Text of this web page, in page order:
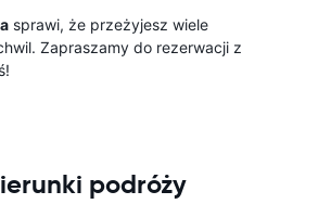
sprawi, że przeżyjesz wiele
Zapraszamy do rezerwacji z
podróży